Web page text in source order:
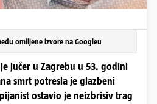
omiljene izvore na Googleu
jučer u Zagrebu u 53. godini
smrt potresla je glazbeni
ostavio je neizbrisiv trag